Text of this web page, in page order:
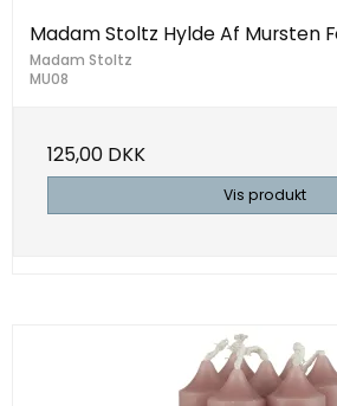
Madam Stoltz Hylde Af Mursten
Madam Stoltz
MU08
125,00 DKK
Vis produkt